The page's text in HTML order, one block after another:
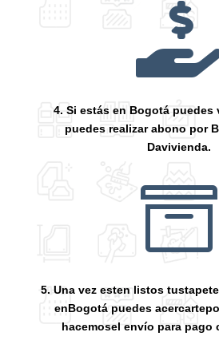
4. Si estás en Bogotá
puedes realizar abono por
Davivienda.

5. Una vez esten listos
enBogotá puedes
hacemosel envío para pago